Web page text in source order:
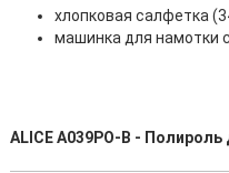
хлопковая салфетка
машинка для намотки
ALICE A039PO-B -